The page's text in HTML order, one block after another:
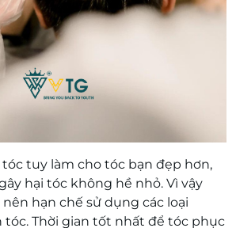
tóc tuy làm cho tóc bạn đẹp hơn,
hại tóc không hề nhỏ. Vì vậy
hạn chế sử dụng các loại
Thời gian tốt nhất để tóc phục